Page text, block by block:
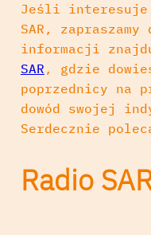
Jeśli interesuje
SAR,
informacji
SAR , gdzie
poprzednicy na
dowód swojej
Serdecznie
Radio